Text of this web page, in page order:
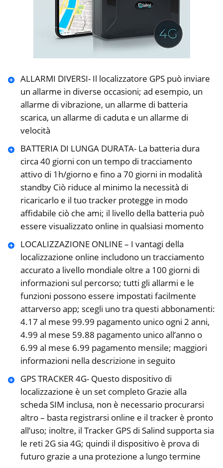
ALLARMI DIVERSI- Il localizzatore GPS può inviare
un allarme in diverse occasioni; ad esempio, un
allarme di vibrazione, un allarme di batteria
scarica, un allarme di caduta e un allarme di
velocità
BATTERIA DI LUNGA DURATA- La batteria dura
circa 40 giorni con un tempo di tracciamento
attivo di 1h/giorno e fino a 70 giorni in modalità
standby Ciò riduce al minimo la necessità di
ricaricarlo e il tuo tracker protegge in modo
affidabile ciò che ami; il livello della batteria può
essere visualizzato online in qualsiasi momento
LOCALIZZAZIONE ONLINE – I vantagi della
localizzazione online includono un tracciamento
accurato a livello mondiale oltre a 100 giorni di
informazioni sul percorso; tutti gli allarmi e le
funzioni possono essere impostati facilmente
attarverso app; scegli uno tra questi abbonamenti:
4.17 al mese 99.99 pagamento unico ogni 2 anni,
4.99 al mese 59.88 pagamento unico all’anno o
6.99 al mese 6.99 pagamento mensile; maggiori
informazioni nella descrizione in seguito
GPS TRACKER 4G- Questo dispositivo di
localizzazione è un set completo Grazie alla
scheda SIM inclusa, non è necessario procurarsi
altro – basta registrarsi online e il tracker è pronto
all’uso; inoltre, il Tracker GPS di Salind supporta sia
le reti 2G sia 4G; quindi il dispositivo è prova di
futuro grazie a una protezione a lungo termine